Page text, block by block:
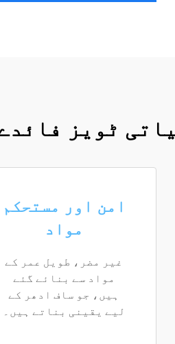
ٹویز
امن اور مستحکم
مواد
غیر مضر، طویل عمر کے
مواد سے بنائے گئے
ہیں، جو ساف ادھر کے
لیے یقینی بناتے ہیں۔